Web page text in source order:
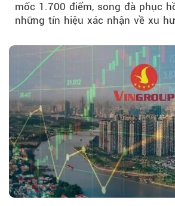
mốc 1.700 điểm, song đà phục
những tín hiệu xác nhận về xu